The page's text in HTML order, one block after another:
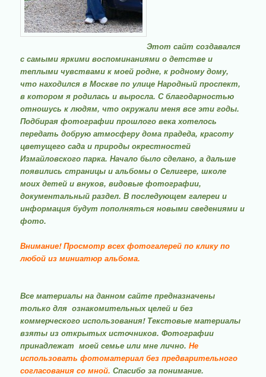
Этот сайт создавался
с самыми яркимивоспоминаниями о детстве и
теплыми чувствами к моей родне, к родному дому,
что находился в Москве по улице Народный проспект,
в котором я родилась и выросла. С благодарностью
отношусь к людям, что окружали меня все эти годы.
Подбирая фотографии прошлого века хотелось
передать добрую атмосферу дома прадеда, красоту
цветущего сада и природы окрестностей
Измайловского парка. Начало было сделано, а дальше
появились страницы и альбомы о Селигере, школе
моих детей и внуков, видовые фотографии,
документальный раздел. В последующем галереи и
информация будут пополняться новыми сведениями и
фото.
Внимание! Просмотр всех фотогалерей по клику по
любой из миниатюр альбома.
Все материалы на данном сайте предназначены
только для ознакомительных целей и без
коммерческого использования! Текстовые материалы
взяты из открытых источников. Фотографии
принадлежат моей семье или мне лично.Не
использовать фотоматериал без предварительного
согласования со мной. Спасибо за понимание.